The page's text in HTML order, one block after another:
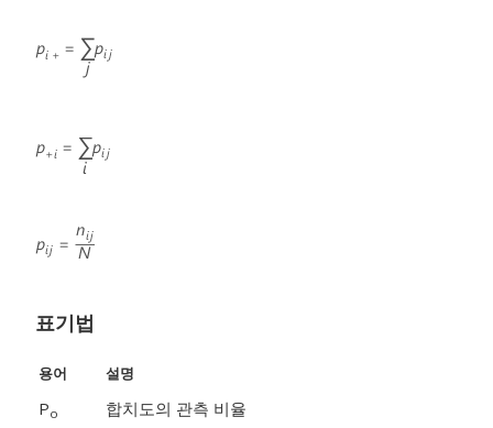
표기법
용어 설명
Po 합치도의 관측 비율